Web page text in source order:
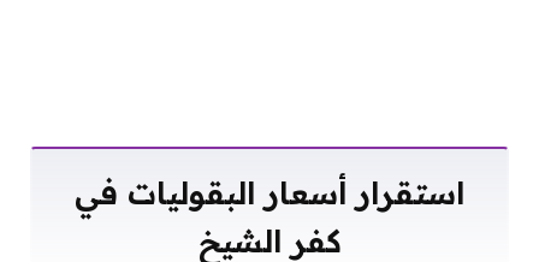
استقرار أسعار البقوليات في
كفر الشيخ